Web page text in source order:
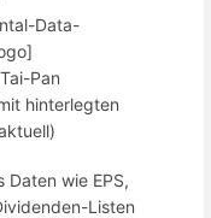
Data-
Pan
hinterlegten
wie EPS,
Listen